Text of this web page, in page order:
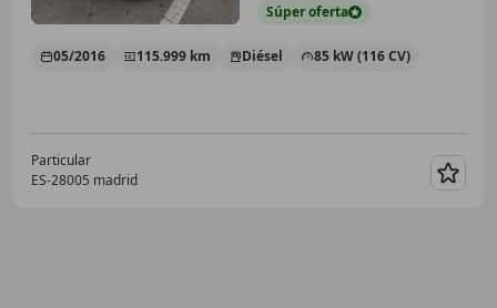
Súperoferta
05/2016 115.999 km Diésel 85 kW (116 CV)
Particular
ES-28005 madrid